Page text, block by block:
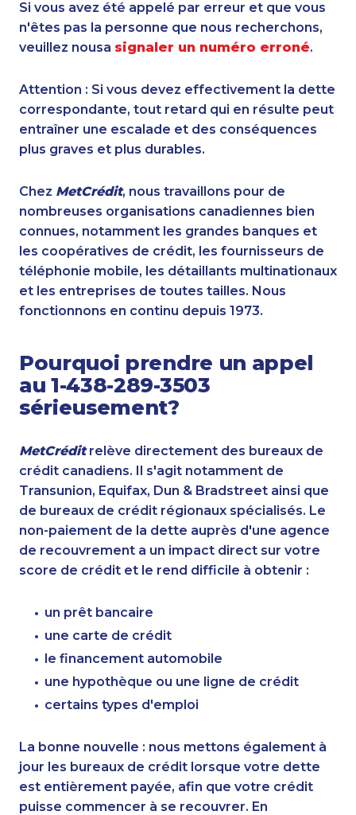
Si vous avez été appelé par erreur et que vous
n'êtes pas la personne que nous recherchons,
veuillez nousa signaler un numéro erroné.
Attention : Si vous devez effectivement la dette
correspondante, tout retard qui en résulte peut
entraîner une escalade et des conséquences
plus graves et plus durables.
Chez MetCrédit, nous travaillons pour de
nombreuses organisations canadiennes bien
connues, notamment les grandes banques et
les coopératives de crédit, les fournisseurs de
téléphonie mobile, les détaillants multinationaux
et les entreprises de toutes tailles. Nous
fonctionnons en continu depuis 1973.
Pourquoi prendre un appel
au 1-438-289-3503
sérieusement?
MetCréditrelève directement des bureaux de
crédit canadiens. Il s'agit notamment de
Transunion, Equifax, Dun & Bradstreet ainsi que
de bureaux de crédit régionaux spécialisés. Le
non-paiement de la dette auprès d'une agence
de recouvrement a un impact direct sur votre
score de crédit et le rend difficile à obtenir :
un prêt bancaire
une carte de crédit
le financement automobile
une hypothèque ou une ligne de crédit
certains types d'emploi
La bonne nouvelle : nous mettons également à
jour les bureaux de crédit lorsque votre dette
est entièrement payée, afin que votre crédit
puisse commencer à se recouvrer. En